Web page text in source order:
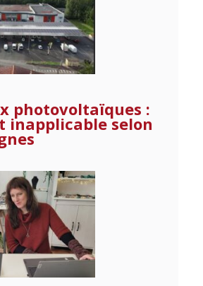
photovoltaïques :
inapplicable selon